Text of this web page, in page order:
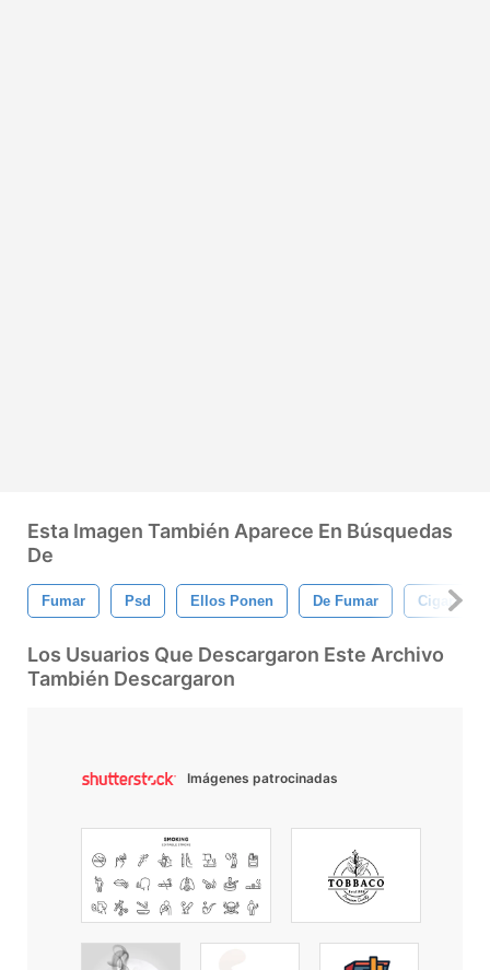
Esta Imagen También Aparece En Búsquedas
De
Fumar Psd Ellos Ponen De Fumar Cigarrillo
Los Usuarios Que Descargaron Este Archivo
También Descargaron
Imágenes patrocinadas